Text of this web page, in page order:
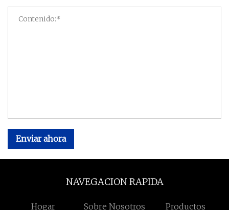
Enviar ahora
NAVEGACION RAPIDA
Hogar Sobre Nosotros Productos